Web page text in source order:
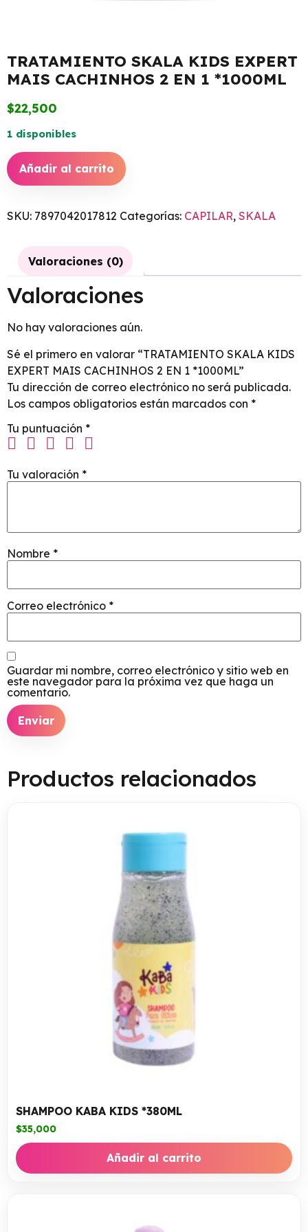
TRATAMIENTO SKALA KIDS EXPERT
MAIS CACHINHOS 2 EN 1 *1000ML
$22,500
1 disponibles
Añadir al carrito
SKU: 7897042017812 Categorías: CAPILAR, SKALA
Valoraciones (0)
Valoraciones
No hay valoraciones aún.
Sé el primero en valorar “TRATAMIENTO SKALA KIDS
EXPERT MAIS CACHINHOS 2 EN 1 *1000ML”
Tu dirección de correo electrónico no será publicada.
Los campos obligatorios están marcados con *
Tu puntuación *
Tu valoración *
Nombre *
Correo electrónico *
Guardar mi nombre, correo electrónico y sitio web en
este navegador para la próxima vez que haga un
comentario.
Productos relacionados
SHAMPOO KABA KIDS *380ML
$35,000
Añadir al carrito